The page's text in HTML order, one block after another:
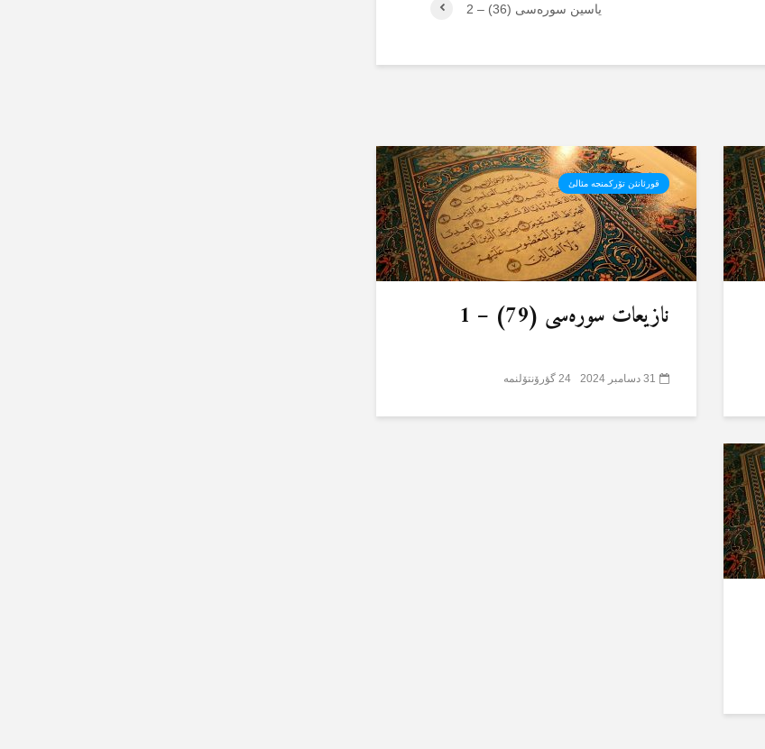
یاسین سورەسی (36) – 2
قورئانئن تۆرکمنجە مئالئ
نازیعات سورەسی (79) – 1
31 دسامبر 2024 24 گؤرۆنتۆلنمە